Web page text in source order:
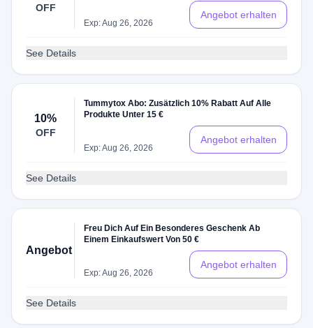
OFF
Exp: Aug 26, 2026
Angebot erhalten
See Details
10%
OFF
Tummytox Abo: Zusätzlich 10% Rabatt Auf Alle
Produkte Unter 15 €
Exp: Aug 26, 2026
Angebot erhalten
See Details
Angebot
Freu Dich Auf Ein Besonderes Geschenk Ab
Einem Einkaufswert Von 50 €
Exp: Aug 26, 2026
Angebot erhalten
See Details